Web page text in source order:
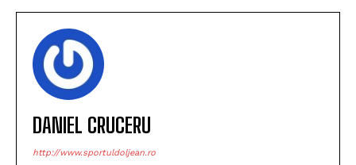
DANIEL CRUCERU
http://www.sportuldoljean.ro